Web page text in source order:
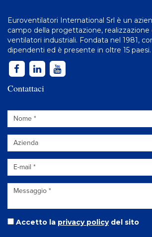
Euroventilatori International Srl è un
campo della progettazione, realizzazione
ventilatori industriali. Fondata nel 1981,
dipendenti ed è presente in oltre 15 paesi.
Contattaci
Accetto la privacy policydel sito